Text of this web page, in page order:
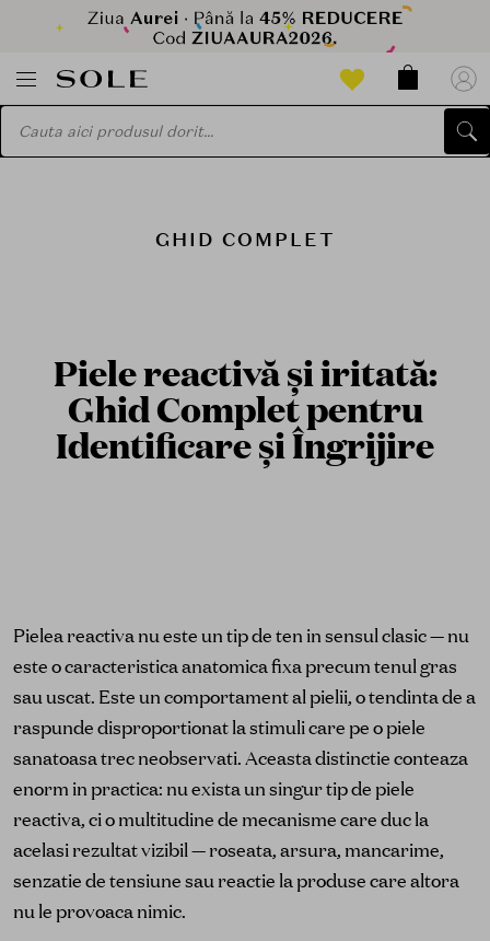
GHID COMPLET
Piele reactivă și iritată:
Ghid Complet pentru
Identificare și Îngrijire
Pielea reactiva nu este un tip de ten in sensul clasic — nu
este o caracteristica anatomica fixa precum tenul gras
sau uscat. Este un comportament al pielii, o tendinta de a
raspunde disproportionat la stimuli care pe o piele
sanatoasa trec neobservati. Aceasta distinctie conteaza
enorm in practica: nu exista un singur tip de piele
reactiva, ci o multitudine de mecanisme care duc la
acelasi rezultat vizibil — roseata, arsura, mancarime,
senzatie de tensiune sau reactie la produse care altora
nu le provoaca nimic.